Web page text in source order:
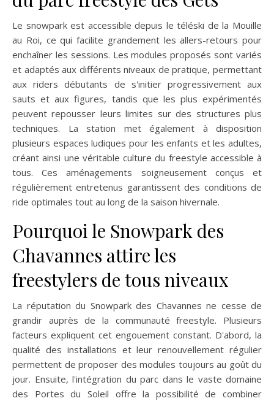
Le snowpark est accessible depuis le téléski de la Mouille
au Roi, ce qui facilite grandement les allers-retours pour
enchaîner les sessions. Les modules proposés sont variés
et adaptés aux différents niveaux de pratique, permettant
aux riders débutants de s'initier progressivement aux
sauts et aux figures, tandis que les plus expérimentés
peuvent repousser leurs limites sur des structures plus
techniques. La station met également à disposition
plusieurs espaces ludiques pour les enfants et les adultes,
créant ainsi une véritable culture du freestyle accessible à
tous. Ces aménagements soigneusement conçus et
régulièrement entretenus garantissent des conditions de
ride optimales tout au long de la saison hivernale.
Pourquoi le Snowpark des
Chavannes attire les
freestylers de tous niveaux
La réputation du Snowpark des Chavannes ne cesse de
grandir auprès de la communauté freestyle. Plusieurs
facteurs expliquent cet engouement constant. D'abord, la
qualité des installations et leur renouvellement régulier
permettent de proposer des modules toujours au goût du
jour. Ensuite, l'intégration du parc dans le vaste domaine
des Portes du Soleil offre la possibilité de combiner